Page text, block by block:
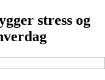
stress og